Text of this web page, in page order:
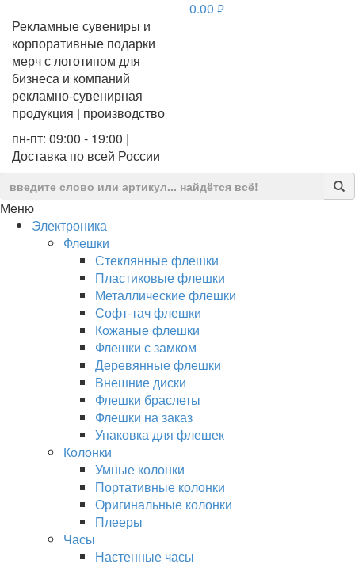
Рекламные сувениры и
корпоративные подарки
мерч с логотипом для
бизнеса и компаний
рекламно-сувенирная
продукция | производство
пн-пт: 09:00 - 19:00 |
Доставка по всей России
0.00 руб.
Меню
Электроника
Флешки
Стеклянные флешки
Пластиковые флешки
Металлические флешки
Софт-тач флешки
Кожаные флешки
Флешки с замком
Деревянные флешки
Внешние диски
Флешки браслеты
Флешки на заказ
Упаковка для флешек
Колонки
Умные колонки
Портативные колонки
Оригинальные колонки
Плееры
Часы
Настенные часы